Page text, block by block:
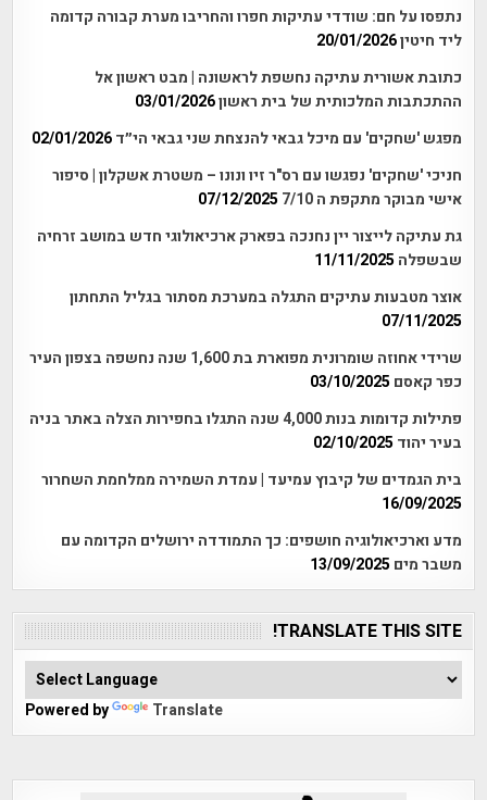
נתפסו על חם: שודדי עתיקות חפרו והחריבו מערת קבורה קדומה
ליד חיטין20/01/2026
כתובת אשורית עתיקה נחשפת לראשונה | מבט ראשון אל
ההתכתבות המלכותית של בית ראשון03/01/2026
מפגש 'שחקים' עם מיכל גבאי להנצחת שני גבאי הי״ד 02/01/2026
חניכי 'שחקים' נפגשו עם רס"ר זיו ונונו – משטרת אשקלון | סיפור
אישי מבוקר מתקפת ה 7/10
07/12/2025
גת עתיקה לייצור יין נחנכה בפארק ארכיאולוגי חדש במושב זרחיה
שבשפלה 11/11/2025
אוצר מטבעות עתיקים התגלה במערכת מסתור בגליל התחתון
07/11/2025
שרידי אחוזה שומרונית מפוארת בת 1,600 שנה נחשפה בצפון העיר
כפר קאסם 03/10/2025
פתילות קדומות בנות 4,000 שנה התגלו בחפירות הצלה באתר בניה
בעיר יהוד 02/10/2025
בית הגמדים של קיבוץ עמיעד | עמדת השמירה ממלחמת השחרור
16/09/2025
מדע וארכיאולוגיה חושפים: כך התמודדה ירושלים הקדומה עם
משבר מים 13/09/2025
TRANSLATE THIS SITE!
Powered by Translate